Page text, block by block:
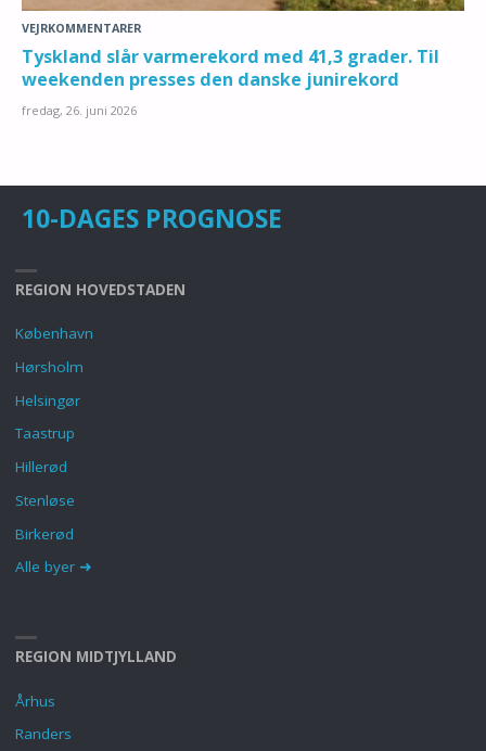
VEJRKOMMENTARER
Tyskland slår varmerekord med 41,3 grader. Til
weekenden presses den danske junirekord
fredag, 26. juni 2026
10-DAGES PROGNOSE
REGION HOVEDSTADEN
København
Hørsholm
Helsingør
Taastrup
Hillerød
Stenløse
Birkerød
Alle byer ➜
REGION MIDTJYLLAND
Århus
Randers